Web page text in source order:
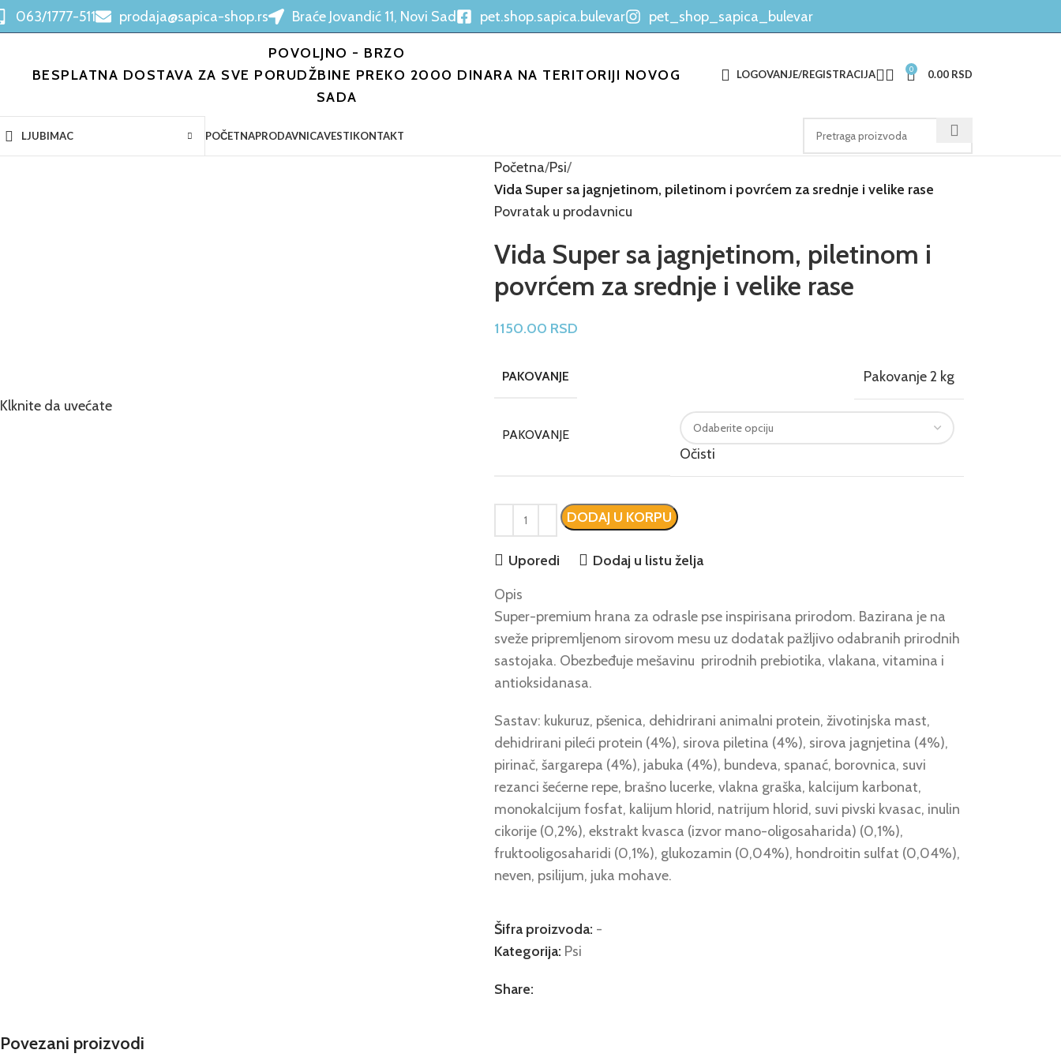
063/1777-511 prodaja@sapica-shop.rs Braće Jovandić 11, Novi Sad pet.shop.sapica.bulevar pet_shop_sapica_bulevar
POVOLJNO - BRZO
BESPLATNA DOSTAVA ZA SVE PORUDŽBINE PREKO 2000 DINARA NA TERITORIJI NOVOG
SADA
LOGOVANJE/REGISTRACIJA 0 0.00 RSD
LJUBIMAC POČETNAPRODAVNICAVESTIKONTAKT
Klknite da uvećate
Početna Psi
Vida Super sa jagnjetinom, piletinom i povrćem za srednje i velike rase
Povratak u prodavnicu
Vida Super sa jagnjetinom, piletinom i
povrćem za srednje i velike rase
1150.00 RSD
PAKOVANJE Pakovanje 2 kg
PAKOVANJE
Očisti
DODAJ U KORPU
Uporedi
Dodaj u listu želja
Opis
Super-premium hrana za odrasle pse inspirisana prirodom. Bazirana je na
sveže pripremljenom sirovom mesu uz dodatak pažljivo odabranih prirodnih
sastojaka. Obezbeđuje mešavinu prirodnih prebiotika, vlakana, vitamina i
antioksidanasa.
Sastav: kukuruz, pšenica, dehidrirani animalni protein, životinjska mast,
dehidrirani pileći protein (4%), sirova piletina (4%), sirova jagnjetina (4%),
pirinač, šargarepa (4%), jabuka (4%), bundeva, spanać, borovnica, suvi
rezanci šećerne repe, brašno lucerke, vlakna graška, kalcijum karbonat,
monokalcijum fosfat, kalijum hlorid, natrijum hlorid, suvi pivski kvasac, inulin
cikorije (0,2%), ekstrakt kvasca (izvor mano-oligosaharida) (0,1%),
fruktooligosaharidi (0,1%), glukozamin (0,04%), hondroitin sulfat (0,04%),
neven, psilijum, juka mohave.
Šifra proizvoda: -
Kategorija: Psi
Share:
Povezani proizvodi